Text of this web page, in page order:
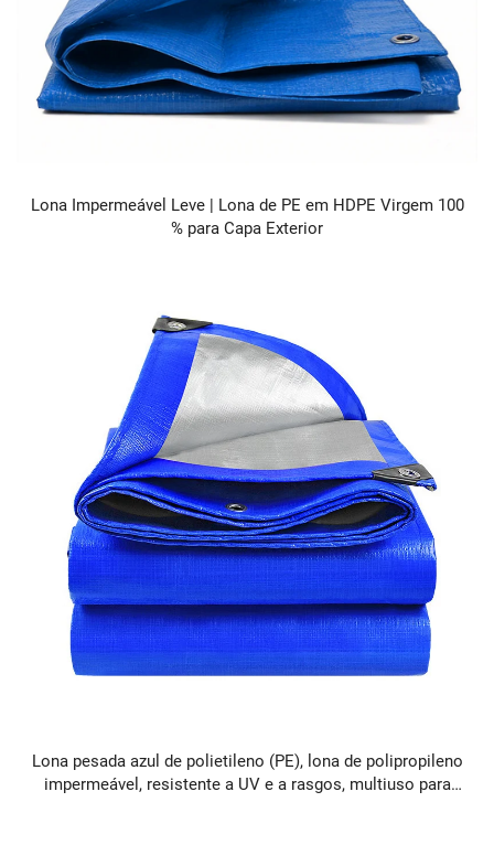
Lona Impermeável Leve | Lona de PE em HDPE Virgem 100
% para Capa Exterior
Lona pesada azul de polietileno (PE), lona de polipropileno
impermeável, resistente a UV e a rasgos, multiuso para